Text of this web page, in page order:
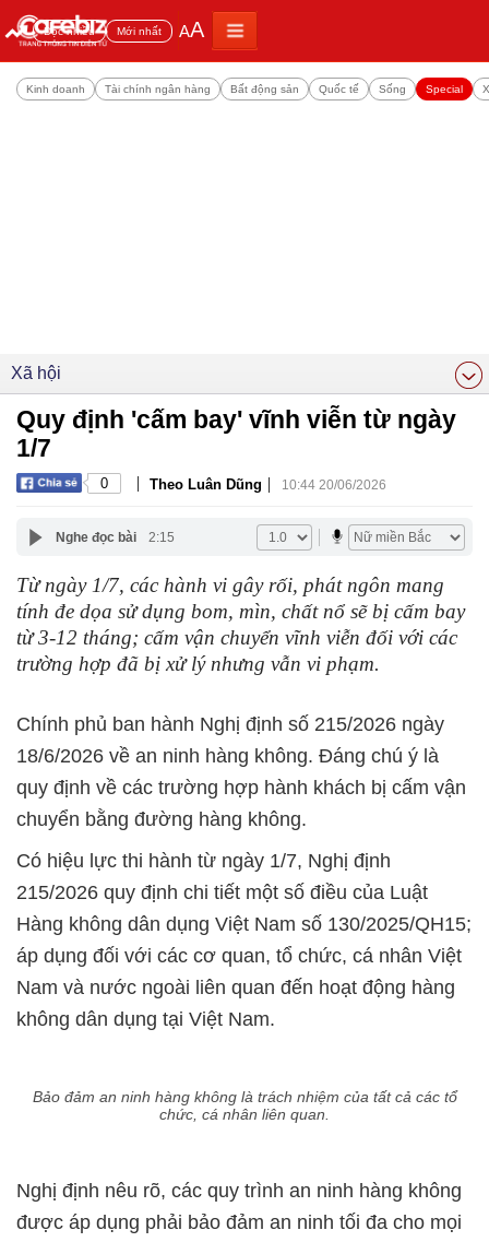
Đọc nhiều Mới nhất AA
Kinh doanh Tài chính ngân hàng Bất động sản Quốc tế Sống Special
Xã hội
Quy định 'cấm bay' vĩnh viễn từ ngày
1/7
0 | Theo Luân Dũng | 10:44 20/06/2026
Nghe đọc bài 2:15
Từ ngày 1/7, các hành vi gây rối, phát ngôn mang
tính đe dọa sử dụng bom, mìn, chất nổ sẽ bị cấm bay
từ 3-12 tháng; cấm vận chuyển vĩnh viễn đối với các
trường hợp đã bị xử lý nhưng vẫn vi phạm.
Chính phủ ban hành Nghị định số 215/2026 ngày
18/6/2026 về an ninh hàng không. Đáng chú ý là
quy định về các trường hợp hành khách bị cấm vận
chuyển bằng đường hàng không.
Có hiệu lực thi hành từ ngày 1/7, Nghị định
215/2026 quy định chi tiết một số điều của Luật
Hàng không dân dụng Việt Nam số 130/2025/QH15;
áp dụng đối với các cơ quan, tổ chức, cá nhân Việt
Nam và nước ngoài liên quan đến hoạt động hàng
không dân dụng tại Việt Nam.
Bảo đảm an ninh hàng không là trách nhiệm của tất cả các tổ
chức, cá nhân liên quan.
Nghị định nêu rõ, các quy trình an ninh hàng không
được áp dụng phải bảo đảm an ninh tối đa cho mọi